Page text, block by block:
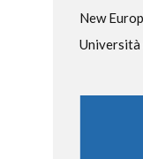
New
Università